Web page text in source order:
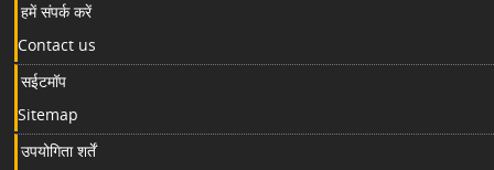
हमें संपर्क करें
Contact us
सईटमॉप
Sitemap
उपयोगिता शर्तें